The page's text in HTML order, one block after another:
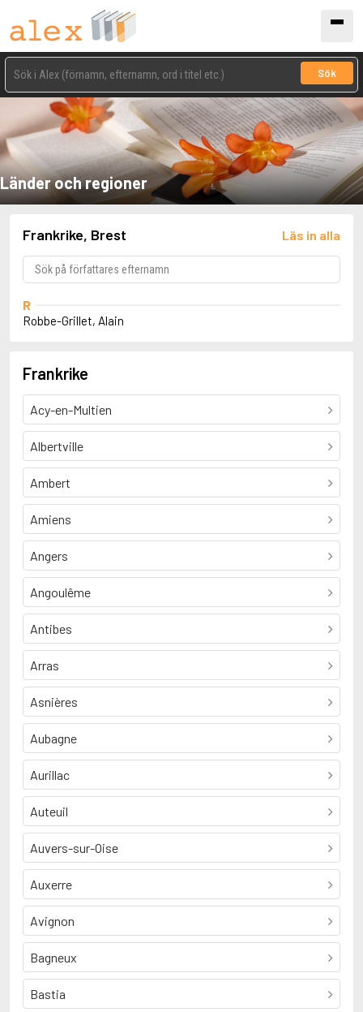
Sök
Länder och regioner
Frankrike, Brest Läs in alla
R
Robbe-Grillet, Alain
Frankrike
Acy-en-Multien
Albertville
Ambert
Amiens
Angers
Angoulême
Antibes
Arras
Asnières
Aubagne
Aurillac
Auteuil
Auvers-sur-Oise
Auxerre
Avignon
Bagneux
Bastia